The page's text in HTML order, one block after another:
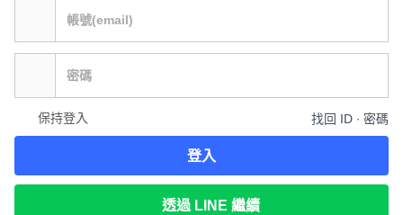
保持登入 找回 ID ∙ 密碼
登入
透過 LINE 繼續